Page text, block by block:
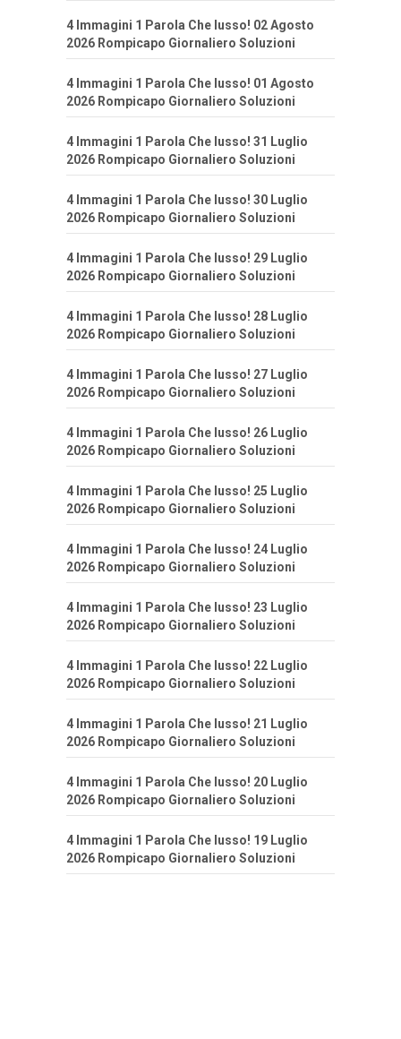
4 Immagini 1 Parola Che lusso! 02 Agosto
2026 Rompicapo Giornaliero Soluzioni
4 Immagini 1 Parola Che lusso! 01 Agosto
2026 Rompicapo Giornaliero Soluzioni
4 Immagini 1 Parola Che lusso! 31 Luglio
2026 Rompicapo Giornaliero Soluzioni
4 Immagini 1 Parola Che lusso! 30 Luglio
2026 Rompicapo Giornaliero Soluzioni
4 Immagini 1 Parola Che lusso! 29 Luglio
2026 Rompicapo Giornaliero Soluzioni
4 Immagini 1 Parola Che lusso! 28 Luglio
2026 Rompicapo Giornaliero Soluzioni
4 Immagini 1 Parola Che lusso! 27 Luglio
2026 Rompicapo Giornaliero Soluzioni
4 Immagini 1 Parola Che lusso! 26 Luglio
2026 Rompicapo Giornaliero Soluzioni
4 Immagini 1 Parola Che lusso! 25 Luglio
2026 Rompicapo Giornaliero Soluzioni
4 Immagini 1 Parola Che lusso! 24 Luglio
2026 Rompicapo Giornaliero Soluzioni
4 Immagini 1 Parola Che lusso! 23 Luglio
2026 Rompicapo Giornaliero Soluzioni
4 Immagini 1 Parola Che lusso! 22 Luglio
2026 Rompicapo Giornaliero Soluzioni
4 Immagini 1 Parola Che lusso! 21 Luglio
2026 Rompicapo Giornaliero Soluzioni
4 Immagini 1 Parola Che lusso! 20 Luglio
2026 Rompicapo Giornaliero Soluzioni
4 Immagini 1 Parola Che lusso! 19 Luglio
2026 Rompicapo Giornaliero Soluzioni